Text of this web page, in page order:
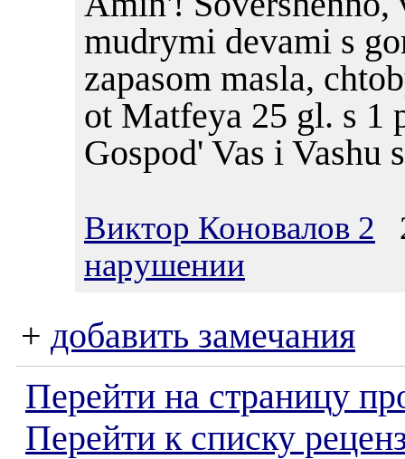
mudrymi devami s
zapasom masla,
ot Matfeya 25 gl. s 1
Gospod' Vas i Vashu
Виктор Коновалов 2
нарушении
+ добавить замечания
Перейти на страницу
Перейти к списку